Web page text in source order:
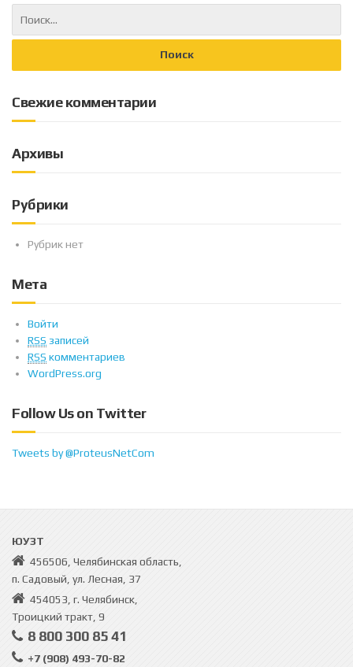
Свежие комментарии
Архивы
Рубрики
Рубрик нет
Мета
Войти
RSS записей
RSS комментариев
WordPress.org
Follow Us on Twitter
Tweets by @ProteusNetCom
ЮУЗТ
456506, Челябинская область,
п. Садовый, ул. Лесная, 37
454053, г. Челябинск,
Троицкий тракт, 9
8 800 300 85 41
+7 (908) 493-70-82